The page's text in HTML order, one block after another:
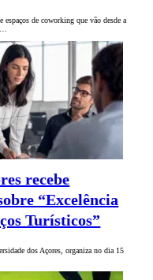
espaços de coworking que vão desde a
recebe
“Excelência
Turísticos”
dos Açores, organiza no dia 15